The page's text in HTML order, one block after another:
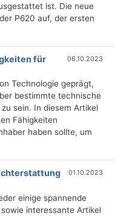
ist. Die neue
P620 auf, der ersten
für
06.10.2023
Technologie geprägt,
bestimmte technische
sein. In diesem Artikel
Fähigkeiten
haben sollte, um
01.10.2023
einige spannende
interessante Artikel